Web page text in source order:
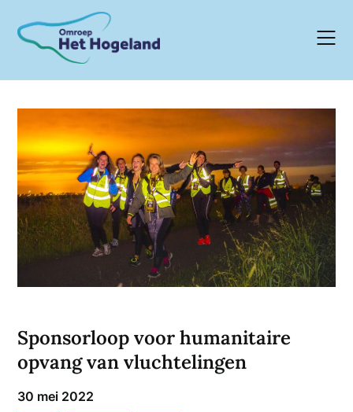
content
Sponsorloop voor humanitaire
opvang van vluchtelingen
30 mei 2022